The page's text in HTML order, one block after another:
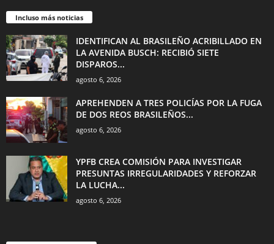
Incluso más noticias
IDENTIFICAN AL BRASILEÑO ACRIBILLADO EN
LA AVENIDA BUSCH: RECIBIÓ SIETE
DISPAROS...
agosto 6, 2026
APREHENDEN A TRES POLICÍAS POR LA FUGA
DE DOS REOS BRASILEÑOS...
agosto 6, 2026
YPFB CREA COMISIÓN PARA INVESTIGAR
PRESUNTAS IRREGULARIDADES Y REFORZAR
LA LUCHA...
agosto 6, 2026